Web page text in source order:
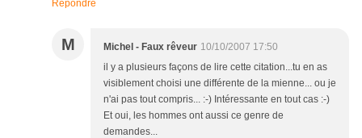
Répondre
M Michel - Faux rêveur 10/10/2007 17:50
il y a plusieurs façons de lire cette citation...tu en as
visiblement choisi une différente de la mienne... ou je
n'ai pas tout compris... :-) Intéressante en tout cas :-)
Et oui, les hommes ont aussi ce genre de
demandes...